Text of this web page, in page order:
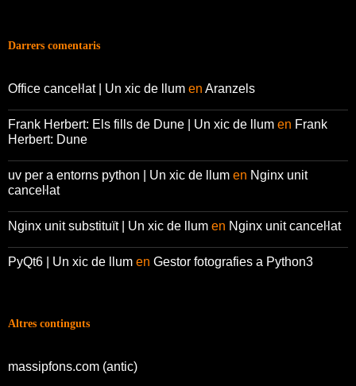
Darrers comentaris
Office canceŀlat | Un xic de llum en Aranzels
Frank Herbert: Els fills de Dune | Un xic de llum en Frank
Herbert: Dune
uv per a entorns python | Un xic de llum en Nginx unit
canceŀlat
Nginx unit substituït | Un xic de llum en Nginx unit canceŀlat
PyQt6 | Un xic de llum en Gestor fotografies a Python3
Altres continguts
massipfons.com (antic)